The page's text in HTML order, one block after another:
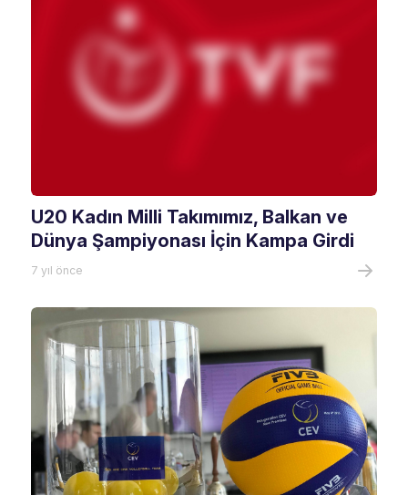
U20 Kadın Milli Takımımız, Balkan ve
Dünya Şampiyonası İçin Kampa Girdi
7 yıl önce